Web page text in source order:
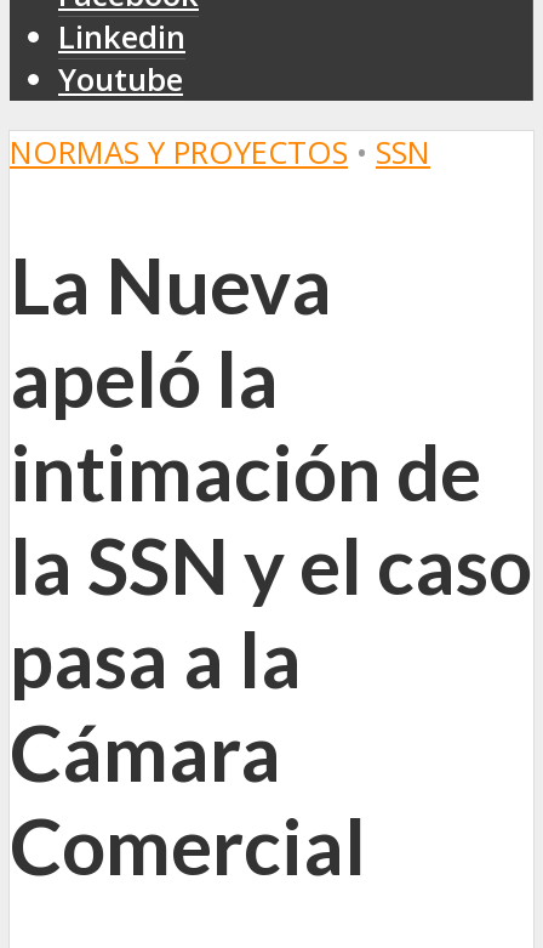
Linkedin
Youtube
NORMAS Y PROYECTOS • SSN
La Nueva
apeló la
intimación de
la SSN y el caso
pasa a la
Cámara
Comercial